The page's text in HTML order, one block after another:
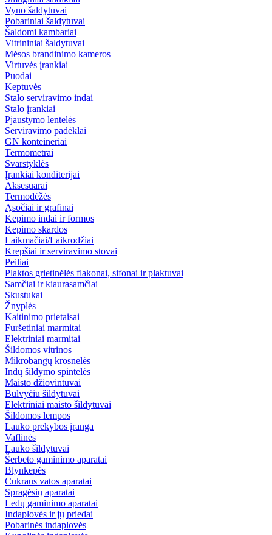
Vyno šaldytuvai
Pobariniai šaldytuvai
Šaldomi kambariai
Vitrininiai šaldytuvai
Mėsos brandinimo kameros
Virtuvės įrankiai
Puodai
Keptuvės
Stalo serviravimo indai
Stalo įrankiai
Pjaustymo lentelės
Serviravimo padėklai
GN konteineriai
Termometrai
Svarstyklės
Įrankiai konditerijai
Aksesuarai
Termodėžės
Ąsočiai ir grafinai
Kepimo indai ir formos
Kepimo skardos
Laikmačiai/Laikrodžiai
Krepšiai ir serviravimo stovai
Peiliai
Plaktos grietinėlės flakonai, sifonai ir plaktuvai
Samčiai ir kiaurasamčiai
Skustukai
Žnyplės
Kaitinimo prietaisai
Furšetiniai marmitai
Elektriniai marmitai
Šildomos vitrinos
Mikrobangų krosnelės
Indų šildymo spintelės
Maisto džiovintuvai
Bulvyčiu šildytuvai
Elektriniai maisto šildytuvai
Šildomos lempos
Lauko prekybos įranga
Vaflinės
Lauko šildytuvai
Šerbeto gaminimo aparatai
Blynkepės
Cukraus vatos aparatai
Spragėsių aparatai
Ledų gaminimo aparatai
Indaplovės ir jų priedai
Pobarinės indaplovės